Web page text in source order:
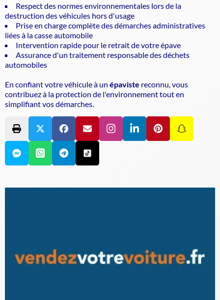
Respect des normes environnementales lors de la
destruction des véhicules hors d'usage
Prise en charge complète des démarches administratives
liées à la casse automobile
Intervention rapide pour le retrait de votre épave
Assurance d'un traitement responsable des déchets
automobiles
En confiant votre véhicule à un épaviste reconnu, vous
contribuez à la protection de l'environnement tout en
simplifiant vos démarches.